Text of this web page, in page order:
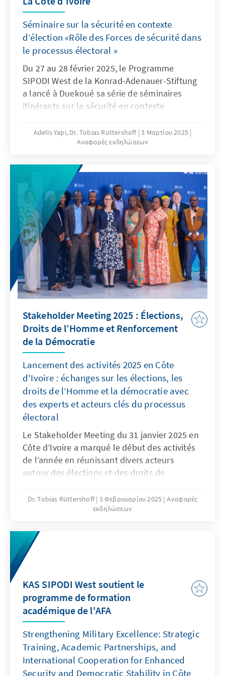
Séminaire sur la sécurité en contexte
d’élection «Rôle des Forces de sécurité dans
le processus électoral »
Du 27 au 28 février 2025, le Programme
SIPODI West de la Konrad-Adenauer-Stiftung
a lancé à Duekoué sa série de séminaires
itinérants sur la sécurité en contexte
sécuritaires locales. Cette rencontre a
rassemblé des responsables de la Police et de
représentants de l'administration et des
collectivités locales. Les échanges ont porté
sur des thématiques clés, notamment la
collaboration entre la CEI et les Forces de
Défense et de Sécurité (FDS), l'éthique
sécuritaire en période électorale et la gestion
des foules. Des experts civils et militaires ont
partagé leurs expériences et proposé des
recommandations pour garantir des élections
apaisées. Ce séminaire, qui a réuni 40 officiers,
marque la première étape d’un programme
qui se poursuivra à Yamoussoukro du 19 au
22 mars 2025.
Adelis Yapi, Dr. Tobias Rüttershoff 3 Μαρτίου 2025
Αναφορές εκδηλώσεων
Stakeholder Meeting 2025 : Élections,
Droits de l’Homme et Renforcement
de la Démocratie
Lancement des activités 2025 en Côte
d'Ivoire : échanges sur les élections, les
droits de l’Homme et la démocratie avec
des experts et acteurs clés du processus
électoral
Le Stakeholder Meeting du 31 janvier 2025 en
Côte d’Ivoire a marqué le début des activités
de l’année en réunissant divers acteurs
autour des élections et des droits de
Présidente du CNDH-CI, a animé une Keynote
sur l’importance du respect des principes
électoraux. La Commission Électorale
Indépendante (CEI) a offert 50 ouvrages sur le
cadre normatif des élections, distribués aux
compréhension du processus électoral. Cette
rencontre a favorisé les échanges entre
parties prenantes et posé les bases des
initiatives futures en faveur de la démocratie,
de la paix et des droits humains en Côte
d’Ivoire.
Dr. Tobias Rüttershoff 3 Φεβρουαρίου 2025 Αναφορές
εκδηλώσεων
KAS SIPODI West soutient le
programme de formation
académique de l'AFA
Strengthening Military Excellence: Strategic
Training, Academic Partnerships, and
International Cooperation for Enhanced
Security and Democratic Stability in Côte